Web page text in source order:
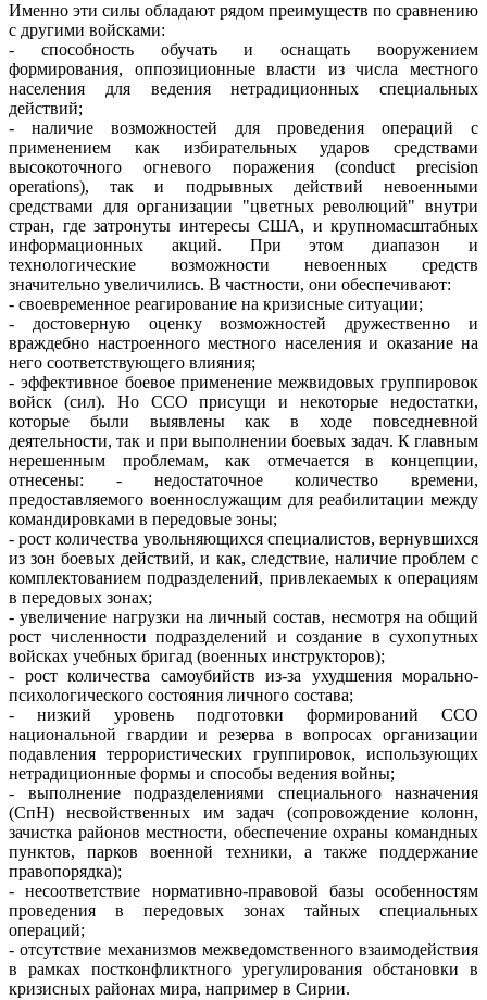
Именно эти силы обладают рядом преимуществ по сравнению
с другими войсками:
- способность обучать и оснащать вооружением
формирования, оппозиционные власти из числа местного
населения для ведения нетрадиционных специальных
действий;
- наличие возможностей для проведения операций с
применением как избирательных ударов средствами
высокоточного огневого поражения (conduct precision
operations), так и подрывных действий невоенными
средствами для организации "цветных революций" внутри
стран, где затронуты интересы США, и крупномасштабных
информационных акций. При этом диапазон и
технологические возможности невоенных средств
значительно увеличились. В частности, они обеспечивают:
- своевременное реагирование на кризисные ситуации;
- достоверную оценку возможностей дружественно и
враждебно настроенного местного населения и оказание на
него соответствующего влияния;
- эффективное боевое применение межвидовых группировок
войск (сил). Но ССО присущи и некоторые недостатки,
которые были выявлены как в ходе повседневной
деятельности, так и при выполнении боевых задач. К главным
нерешенным проблемам, как отмечается в концепции,
отнесены: - недостаточное количество времени,
предоставляемого военнослужащим для реабилитации между
командировками в передовые зоны;
- рост количества увольняющихся специалистов, вернувшихся
из зон боевых действий, и как, следствие, наличие проблем с
комплектованием подразделений, привлекаемых к операциям
в передовых зонах;
- увеличение нагрузки на личный состав, несмотря на общий
рост численности подразделений и создание в сухопутных
войсках учебных бригад (военных инструкторов);
- рост количества самоубийств из-за ухудшения морально-
психологического состояния личного состава;
- низкий уровень подготовки формирований ССО
национальной гвардии и резерва в вопросах организации
подавления террористических группировок, использующих
нетрадиционные формы и способы ведения войны;
- выполнение подразделениями специального назначения
(СпН) несвойственных им задач (сопровождение колонн,
зачистка районов местности, обеспечение охраны командных
пунктов, парков военной техники, а также поддержание
правопорядка);
- несоответствие нормативно-правовой базы особенностям
проведения в передовых зонах тайных специальных
операций;
- отсутствие механизмов межведомственного взаимодействия
в рамках постконфликтного урегулирования обстановки в
кризисных районах мира, например в Сирии.